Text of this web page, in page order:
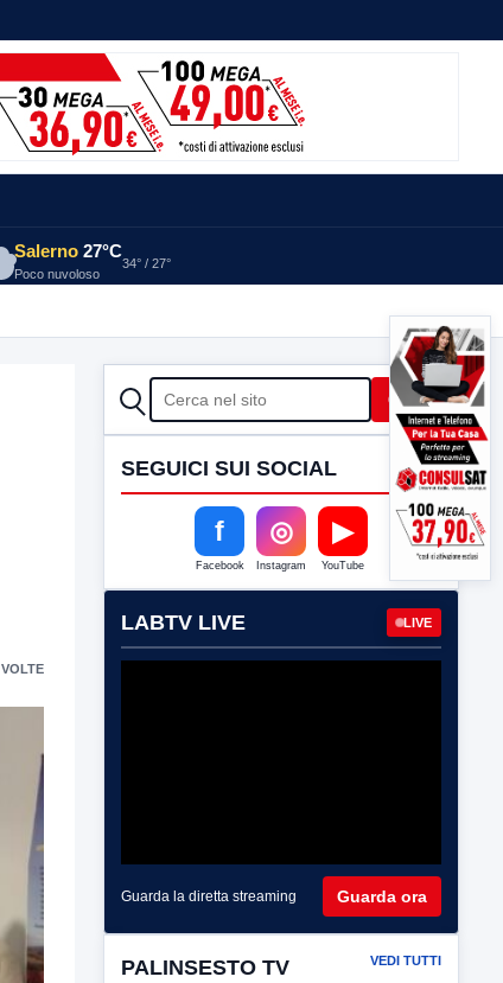
Salerno 27°C
Poco nuvoloso
34° / 27°
CERCA Cerca
SEGUICI SUI SOCIAL
f
Facebook
◎
Instagram
▶
YouTube
LABTV LIVE LIVE
Guarda la diretta streaming Guarda ora
PALINSESTO TV VEDI TUTTI